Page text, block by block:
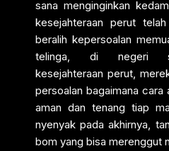
sana menginginkan
kesejahteraan perut
beralih kepersoalan
telinga, di negeri
kesejahteraan perut,
persoalan bagaimana cara
aman dan tenang tiap
nyenyak pada akhirnya,
bom yang bisa merenggut